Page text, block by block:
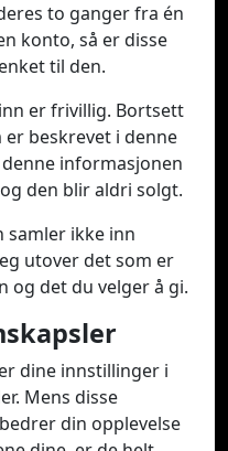
to ganger fra én
konto, så er disse
til den.
er frivillig. Bortsett
beskrevet i denne
informasjonen
den blir aldri solgt.
samler ikke inn
utover det som er
og det du velger å gi.
dine innstillinger i
Mens disse
din opplevelse